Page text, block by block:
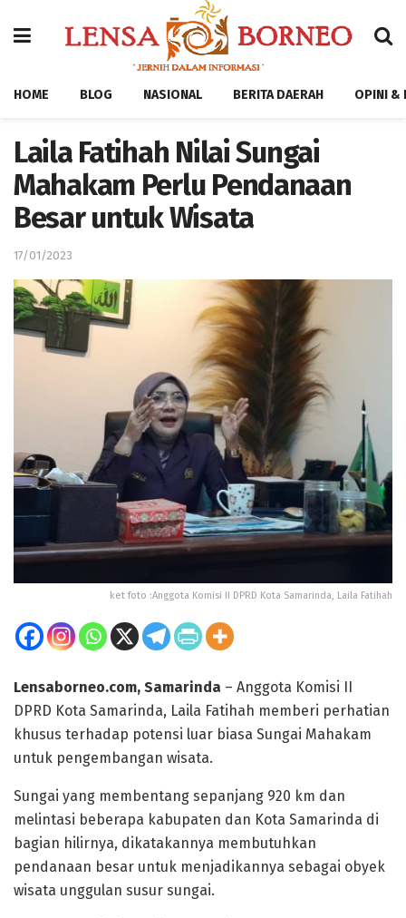
HOME BLOG NASIONAL BERITA DAERAH OPINI &
Laila Fatihah Nilai Sungai
Mahakam Perlu Pendanaan
Besar untuk Wisata
17/01/2023
ket foto :Anggota Komisi II DPRD Kota Samarinda, Laila Fatihah
Lensaborneo.com, Samarinda – Anggota Komisi II
DPRD Kota Samarinda, Laila Fatihah memberi perhatian
khusus terhadap potensi luar biasa Sungai Mahakam
untuk pengembangan wisata.
Sungai yang membentang sepanjang 920 km dan
melintasi beberapa kabupaten dan Kota Samarinda di
bagian hilirnya, dikatakannya membutuhkan
pendanaan besar untuk menjadikannya sebagai obyek
wisata unggulan susur sungai.